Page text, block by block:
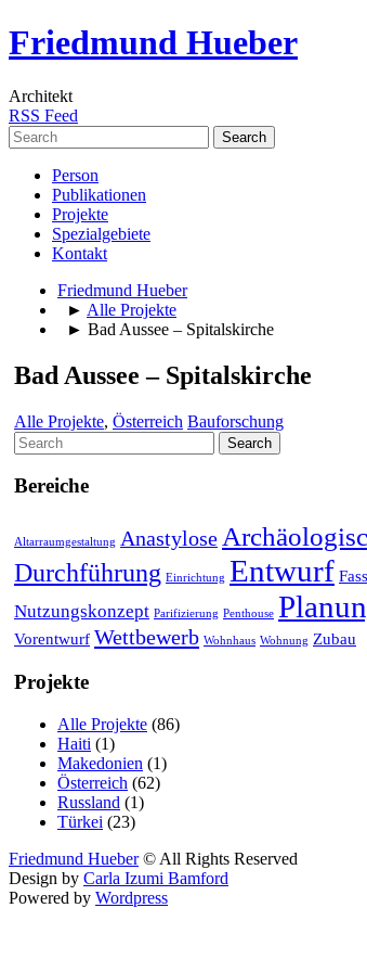
Friedmund Hueber
Architekt
RSS Feed
Search
for:
Person
Publikationen
Projekte
Spezialgebiete
Kontakt
Friedmund Hueber
► Alle Projekte
► Bad Aussee – Spitalskirche
Bad Aussee – Spitalskirche
Alle Projekte, Österreich Bauforschung
Search
for:
Bereiche
Altarraumgestaltung Anastylose
Durchführung Einrichtung Entwurf
Nutzungskonzept Parifizierung Penthouse
Vorentwurf Wettbewerb Wohnhaus Wohnung Zubau
Projekte
Alle Projekte (86)
Haiti (1)
Makedonien (1)
Österreich (62)
Russland (1)
Türkei (23)
Friedmund Hueber© All Rights Reserved
Design by Carla Izumi Bamford
Powered by Wordpress